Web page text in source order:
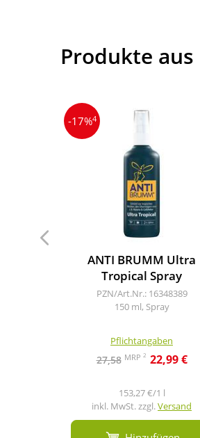
Produkte
-17%4
ANTI BRUMM Ultra
Tropical Spray
PZN/Art.Nr.: 16348389
150 ml, Spray
Pflichtangaben
27,58 MRP 2 22,99 €
153,27 €/1 l
inkl. MwSt. zzgl.Versand